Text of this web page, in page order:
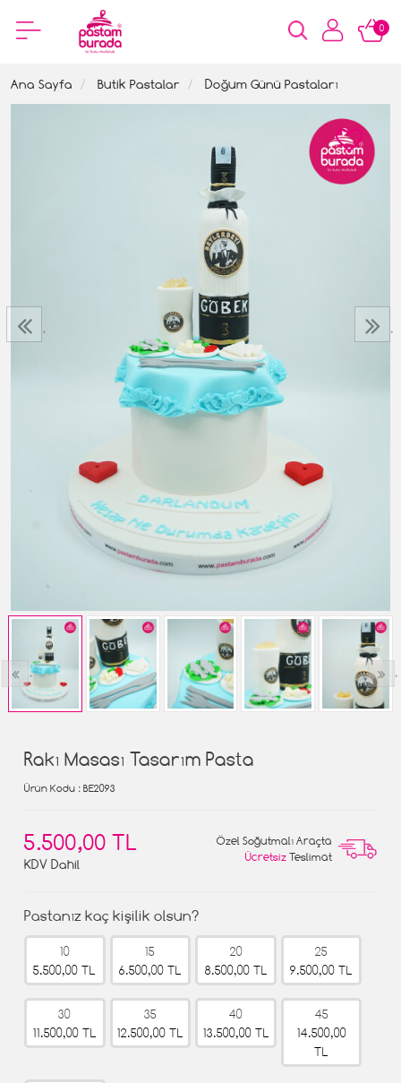
0
Ana Sayfa Butik Pastalar Doğum Günü Pastaları
‹ ›
‹ ›
Rakı Masası Tasarım Pasta
Ürün Kodu : BE2093
5.500,00 TL
KDV Dahil
Özel Soğutmalı Araçta
Ücretsiz Teslimat
Pastanız kaç kişilik olsun?
10
5.500,00 TL
15
6.500,00 TL
20
8.500,00 TL
25
9.500,00 TL
30
11.500,00 TL
35
12.500,00 TL
40
13.500,00 TL
45
14.500,00
TL